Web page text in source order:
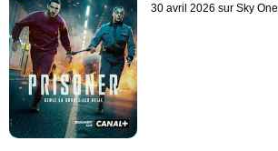
30 avril 2026 sur Sky One